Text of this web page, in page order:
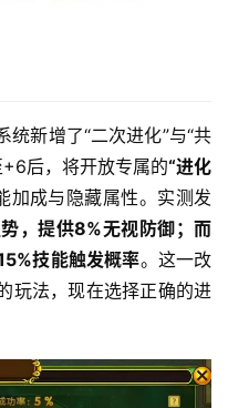
统新增了“二次进化”与“共
后，将开放专属的“进化
加成与隐藏属性。实测发
，提供8%无视防御；而
技能触发概率。这一改
玩法，现在选择正确的进